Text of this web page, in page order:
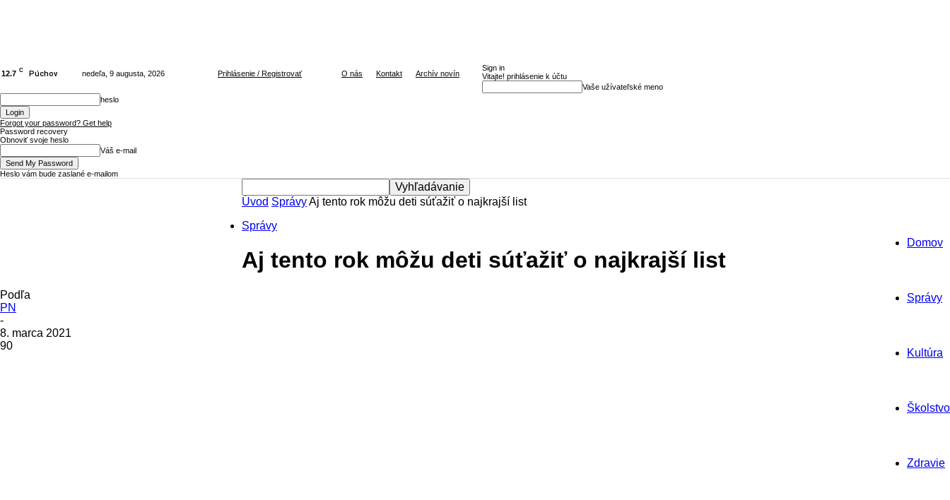
12.7 C Púchov nedeľa, 9 augusta, 2026 Prihlásenie / Registrovať O nás Kontakt Archív novín
Sign in
Vitajte! prihlásenie k účtu
Vaše užívateľské meno
heslo
Forgot your password? Get help
Password recovery
Obnoviť svoje heslo
Váš e-mail
Heslo vám bude zaslané e-mailom
Domov
Správy
Kultúra
Školstvo
Zdravie
Úvod SprávyAj tento rok môžu deti súťažiť o najkrajší list
Správy
Aj tento rok môžu deti súťažiť o najkrajší list
Podľa
PN
-
8. marca 2021
90